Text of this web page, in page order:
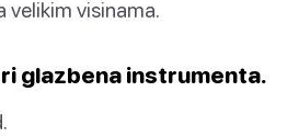
velikim visinama.
glazbena instrumenta.